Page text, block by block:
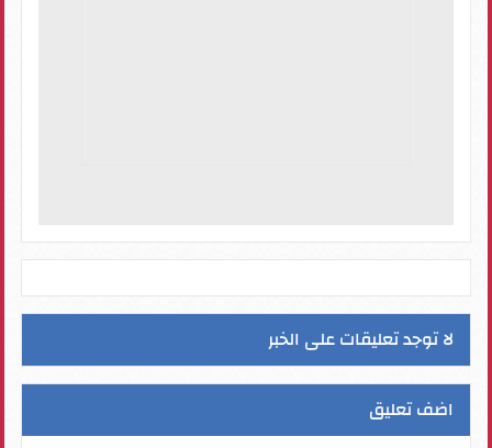
لا توجد تعليقات على الخبر
اضف تعليق